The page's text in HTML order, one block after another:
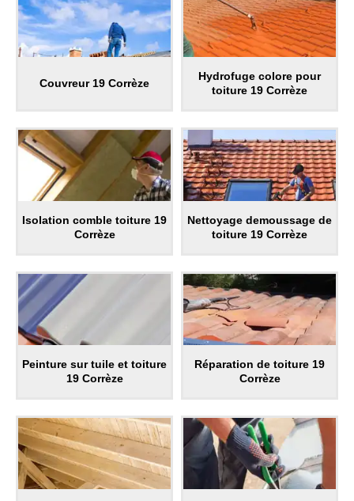
Couvreur 19 Corrèze
Hydrofuge colore pour
toiture 19 Corrèze
Isolation comble toiture 19
Corrèze
Nettoyage demoussage de
toiture 19 Corrèze
Peinture sur tuile et toiture
19 Corrèze
Réparation de toiture 19
Corrèze